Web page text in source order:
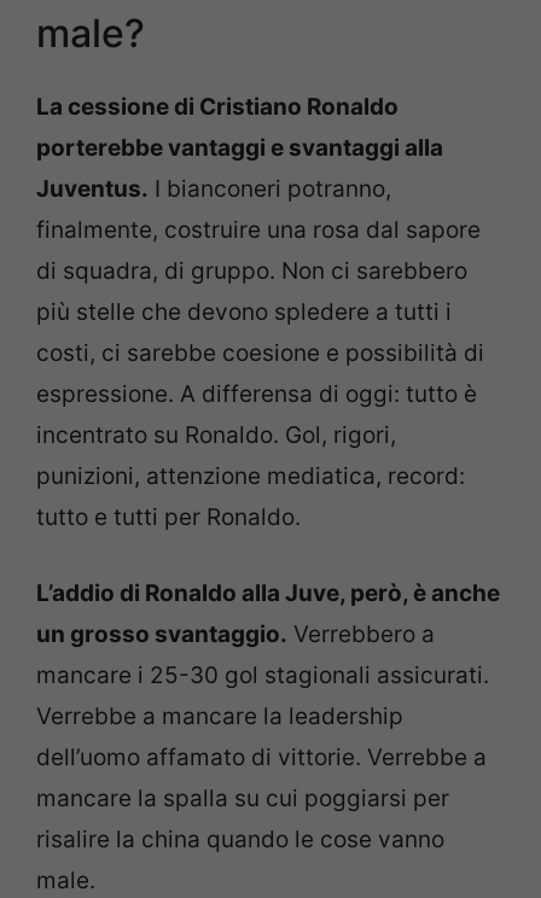
male?
La cessione di Cristiano Ronaldo
porterebbe vantaggi e svantaggi alla
Juventus. I bianconeri potranno,
finalmente, costruire una rosa dal sapore
di squadra, di gruppo. Non ci sarebbero
più stelle che devono spledere a tutti i
costi, ci sarebbe coesione e possibilità di
espressione. A differensa di oggi: tutto è
incentrato su Ronaldo. Gol, rigori,
punizioni, attenzione mediatica, record:
tutto e tutti per Ronaldo.
L’addio di Ronaldo alla Juve, però, è anche
un grosso svantaggio. Verrebbero a
mancare i 25-30 gol stagionali assicurati.
Verrebbe a mancare la leadership
dell’uomo affamato di vittorie. Verrebbe a
mancare la spalla su cui poggiarsi per
risalire la china quando le cose vanno
male.